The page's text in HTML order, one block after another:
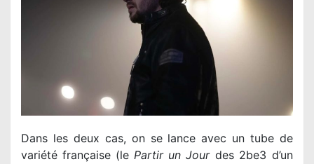
Dans les deux cas, on se lance avec un tube de
variété française (le Partir un Jourdes 2be3 d’un